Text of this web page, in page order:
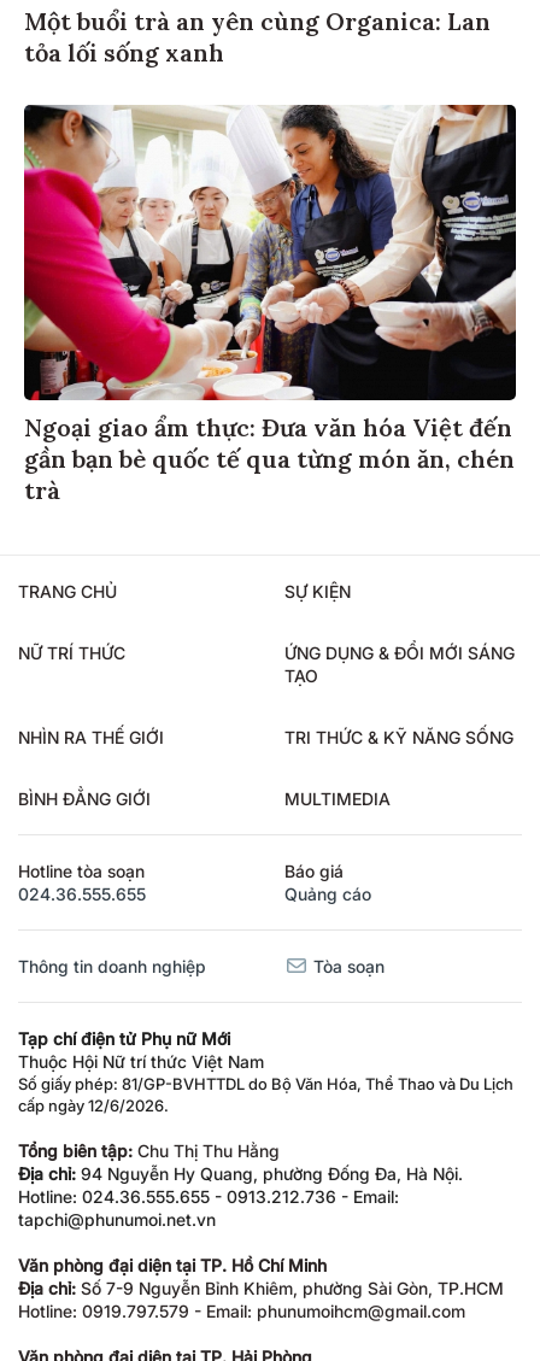
Một buổi trà an yên cùng Organica: Lan
tỏa lối sống xanh
Ngoại giao ẩm thực: Đưa văn hóa Việt đến
gần bạn bè quốc tế qua từng món ăn, chén
trà
TRANG CHỦ SỰ KIỆN
NỮ TRÍ THỨC
ỨNG DỤNG & ĐỔI MỚI SÁNG
TẠO
NHÌN RA THẾ GIỚI TRI THỨC & KỸ NĂNG SỐNG
BÌNH ĐẲNG GIỚI MULTIMEDIA
Hotline tòa soạn
024.36.555.655
Báo giá
Quảng cáo
Thông tin doanh nghiệp Tòa soạn
Tạp chí điện tử Phụ nữ Mới
Thuộc Hội Nữ trí thức Việt Nam
Số giấy phép: 81/GP-BVHTTDL do Bộ Văn Hóa, Thể Thao và Du Lịch
cấp ngày 12/6/2026.
Tổng biên tập: Chu Thị Thu Hằng
Địa chỉ: 94 Nguyễn Hy Quang, phường Đống Đa, Hà Nội.
Hotline: 024.36.555.655 - 0913.212.736 - Email:
tapchi@phunumoi.net.vn
Văn phòng đại diện tại TP. Hồ Chí Minh
Địa chỉ: Số 7-9 Nguyễn Bỉnh Khiêm, phường Sài Gòn, TP.HCM
Hotline: 0919.797.579 - Email: phunumoihcm@gmail.com
Văn phòng đại diện tại TP. Hải Phòng